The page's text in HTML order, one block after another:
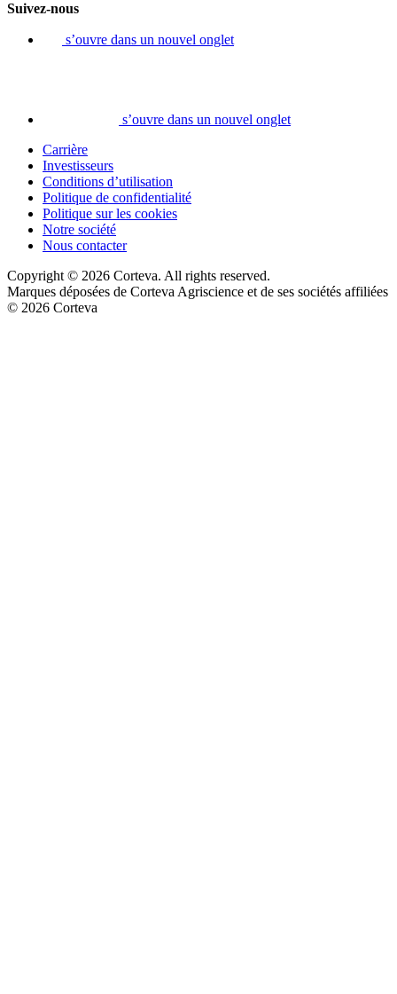
Suivez-nous
s’ouvre dans un nouvel onglet
s’ouvre dans un nouvel onglet
Carrière
Investisseurs
Conditions d’utilisation
Politique de confidentialité
Politique sur les cookies
Notre société
Nous contacter
Copyright © 2026 Corteva. All rights reserved.
Marques déposées de Corteva Agriscience et de ses sociétés affiliées
© 2026 Corteva